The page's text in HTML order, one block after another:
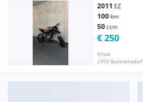
2011 EZ
100 km
50ccm
Privat
2353 Guntramsdorf
€ 250